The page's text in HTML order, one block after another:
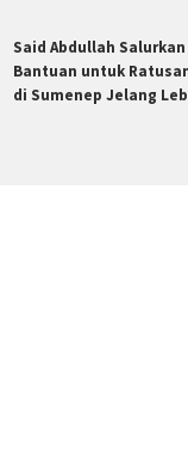
Said Abdullah Salurkan
Bantuan untuk
di Sumenep Jelang